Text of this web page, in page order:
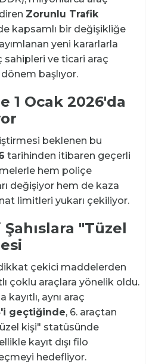
Zorunlu Trafik
kapsamlı bir değişikliğe
yeni kararlarla
sahipleri ve ticari araç
başlıyor.
1 Ocak 2026'da
beklenen bu
tarihinden itibaren geçerli
hem poliçe
değişiyor hem de kaza
limitleri yukarı çekiliyor.
"Tüzel
çekici maddelerden
çoklu araçlara yönelik oldu.
kayıtlı, aynı araç
geçtiğinde, 6. araçtan
kişi" statüsünde
kayıt dışı filo
hedefliyor.